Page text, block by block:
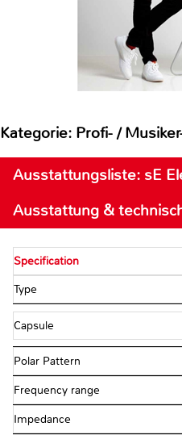
Kategorie: Profi- /
Ausstattungsliste: sE
Ausstattung &
Specification
Type
Capsule
Polar Pattern
Frequency range
Impedance